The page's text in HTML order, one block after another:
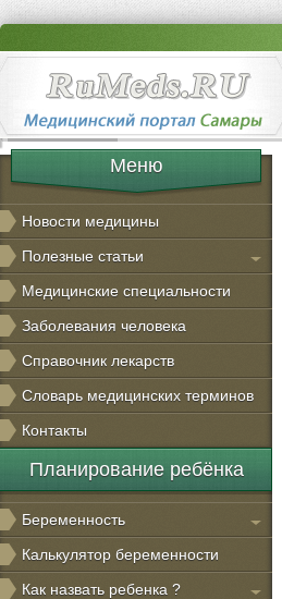
Меню
Новости медицины
Полезные статьи
Медицинские специальности
Заболевания человека
Справочник лекарств
Словарь медицинских терминов
Контакты
Планирование ребёнка
Беременность
Калькулятор беременности
Как назвать ребенка ?